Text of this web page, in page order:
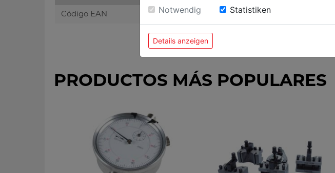
Código EAN
PRODUCTOS MÁS POPULARES
Notwendig Statistiken
Details anzeigen